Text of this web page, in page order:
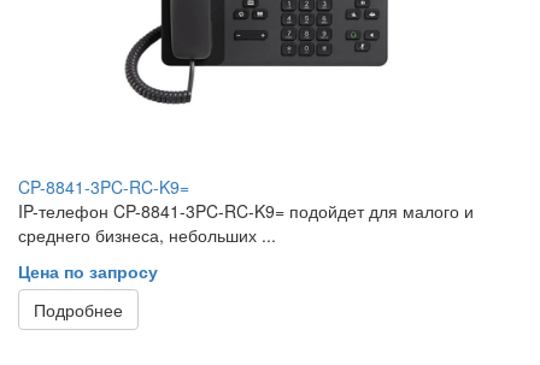
CP-8841-3PC-RC-K9=
IP-телефон CP-8841-3PC-RC-K9= подойдет для малого и
среднего бизнеса, небольших ...
Цена по запросу
Подробнее